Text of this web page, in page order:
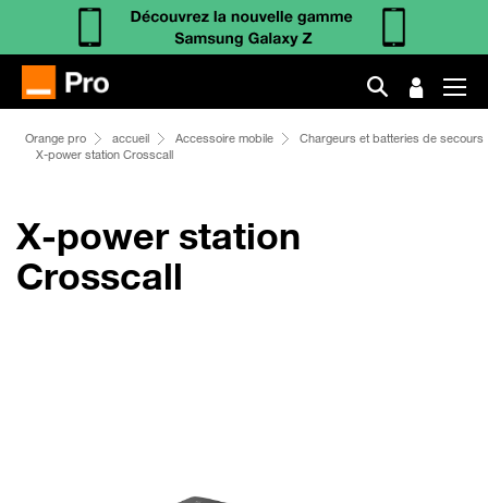
Orange pro accueil Accessoire mobile
Chargeurs et batteries de secours
X-power station Crosscall
X-power station
Crosscall